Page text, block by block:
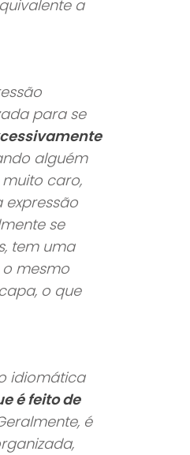
a
para se
alguém
caro,
expressão
se
tem uma
mesmo
o que
idiomática
é feito de
é